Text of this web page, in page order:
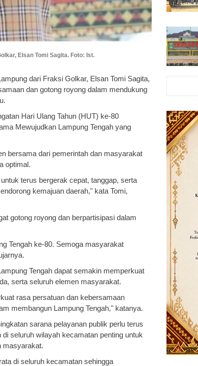
Elsan Tomi Sagita. Foto: Ist.
dari Fraksi Golkar, Elsan Tomi Sagita,
dan gotong royong dalam mendukung
Hari Ulang Tahun (HUT) ke-80
Mewujudkan Lampung Tengah yang
bersama dari pemerintah dan masyarakat
optimal.
terus bergerak cepat, tanggap, serta
kemajuan daerah," kata Tomi,
gotong royong dan berpartisipasi dalam
Tengah ke-80. Semoga masyarakat
Tengah dapat semakin memperkuat
serta seluruh elemen masyarakat.
rasa persatuan dan kebersamaan
membangun Lampung Tengah," katanya.
sarana pelayanan publik perlu terus
seluruh wilayah kecamatan penting untuk
masyarakat.
di seluruh kecamatan sehingga